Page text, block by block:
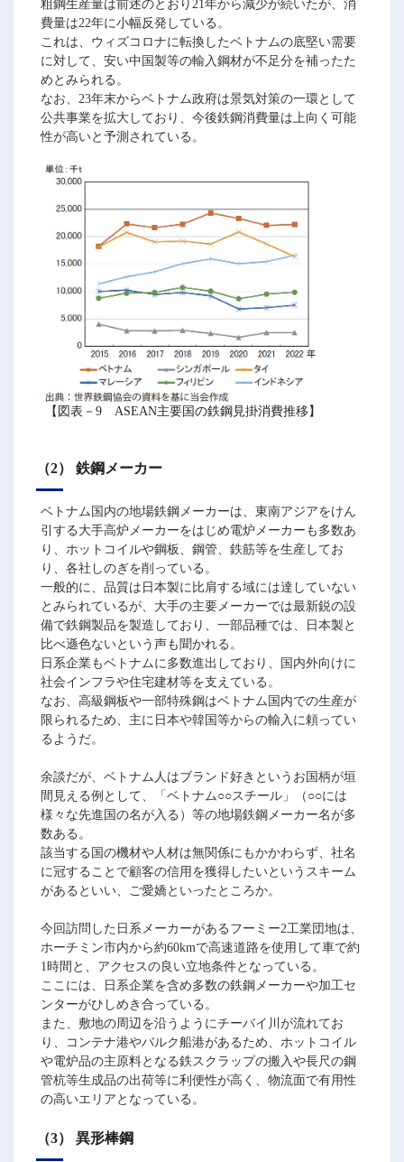
粗鋼生産量は前述のとおり21年から減少が続いたが、消
費量は22年に小幅反発している。
これは、ウィズコロナに転換したベトナムの底堅い需要
に対して、安い中国製等の輸入鋼材が不足分を補ったた
めとみられる。
なお、23年末からベトナム政府は景気対策の一環として
公共事業を拡大しており、今後鉄鋼消費量は上向く可能
性が高いと予測されている。
【図表－9 ASEAN主要国の鉄鋼見掛消費推移】
（2） 鉄鋼メーカー
ベトナム国内の地場鉄鋼メーカーは、東南アジアをけん
引する大手高炉メーカーをはじめ電炉メーカーも多数あ
り、ホットコイルや鋼板、鋼管、鉄筋等を生産してお
り、各社しのぎを削っている。
一般的に、品質は日本製に比肩する域には達していない
とみられているが、大手の主要メーカーでは最新鋭の設
備で鉄鋼製品を製造しており、一部品種では、日本製と
比べ遜色ないという声も聞かれる。
日系企業もベトナムに多数進出しており、国内外向けに
社会インフラや住宅建材等を支えている。
なお、高級鋼板や一部特殊鋼はベトナム国内での生産が
限られるため、主に日本や韓国等からの輸入に頼ってい
るようだ。
余談だが、ベトナム人はブランド好きというお国柄が垣
間見える例として、「ベトナム○○スチール」（○○には
様々な先進国の名が入る）等の地場鉄鋼メーカー名が多
数ある。
該当する国の機材や人材は無関係にもかかわらず、社名
に冠することで顧客の信用を獲得したいというスキーム
があるといい、ご愛嬌といったところか。
今回訪問した日系メーカーがあるフーミー2工業団地は、
ホーチミン市内から約60kmで高速道路を使用して車で約
1時間と、アクセスの良い立地条件となっている。
ここには、日系企業を含め多数の鉄鋼メーカーや加工セ
ンターがひしめき合っている。
また、敷地の周辺を沿うようにチーバイ川が流れてお
り、コンテナ港やバルク船港があるため、ホットコイル
や電炉品の主原料となる鉄スクラップの搬入や長尺の鋼
管杭等生成品の出荷等に利便性が高く、物流面で有用性
の高いエリアとなっている。
（3） 異形棒鋼